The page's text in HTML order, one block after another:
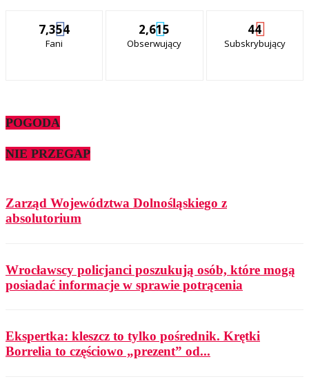
7,354
Fani
2,615
Obserwujący
44
Subskrybujący
POGODA
NIE PRZEGAP
Zarząd Województwa Dolnośląskiego z
absolutorium
Wrocławscy policjanci poszukują osób, które mogą
posiadać informacje w sprawie potrącenia
Ekspertka: kleszcz to tylko pośrednik. Krętki
Borrelia to częściowo „prezent” od...